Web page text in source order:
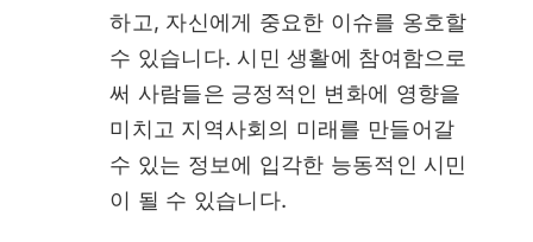
하고, 자신에게 중요한 이슈를 옹호할
수 있습니다. 시민 생활에 참여함으로
써 사람들은 긍정적인 변화에 영향을
미치고 지역사회의 미래를 만들어갈
수 있는 정보에 입각한 능동적인 시민
이 될 수 있습니다.